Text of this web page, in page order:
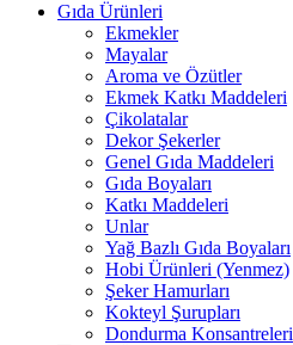
Gıda Ürünleri
Ekmekler
Mayalar
Aroma ve Özütler
Ekmek Katkı Maddeleri
Çikolatalar
Dekor Şekerler
Genel Gıda Maddeleri
Gıda Boyaları
Katkı Maddeleri
Unlar
Yağ Bazlı Gıda Boyaları
Hobi Ürünleri (Yenmez)
Şeker Hamurları
Kokteyl Şurupları
Dondurma Konsantreleri